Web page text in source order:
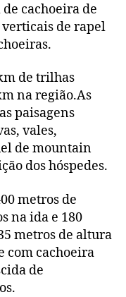
cachoeira de
de rapel
de trilhas
na região.As
paisagens
vales,
de mountain
dos hóspedes.
metros de
na ida e 180
metros de altura
com cachoeira
de